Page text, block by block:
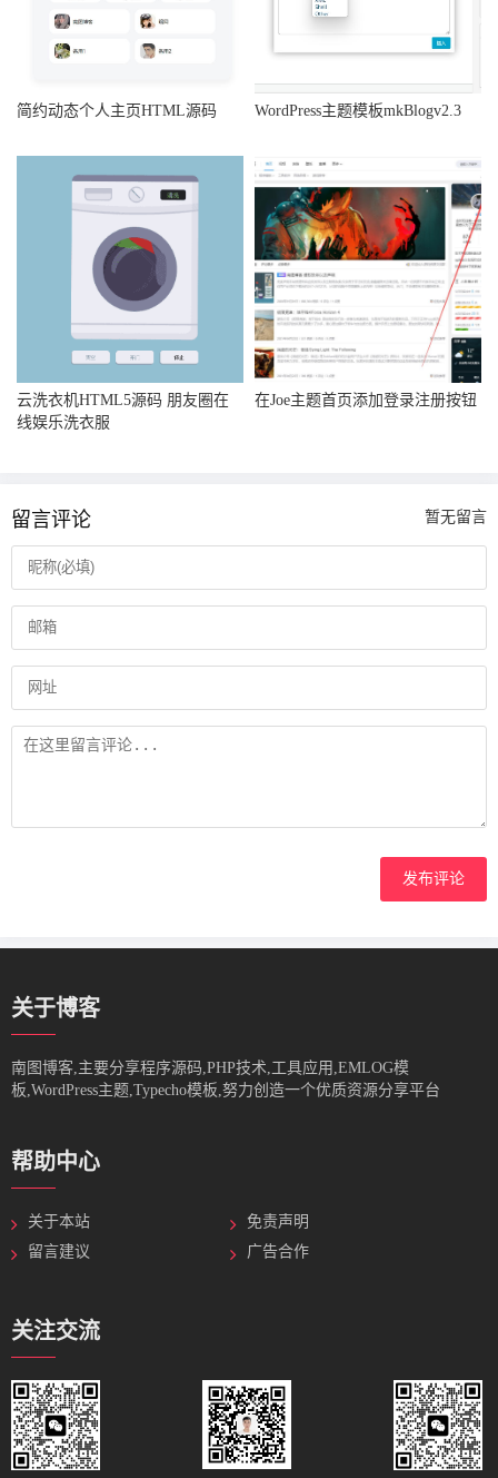
简约动态个人主页HTML源码 WordPress主题模板mkBlogv2.3
云洗衣机HTML5源码 朋友圈在
线娱乐洗衣服
在Joe主题首页添加登录注册按钮
留言评论 暂无留言
发布评论
关于博客
南图博客,主要分享程序源码,PHP技术,工具应用,EMLOG模
板,WordPress主题,Typecho模板,努力创造一个优质资源分享平台
帮助中心
关于本站
免责声明
留言建议
广告合作
关注交流